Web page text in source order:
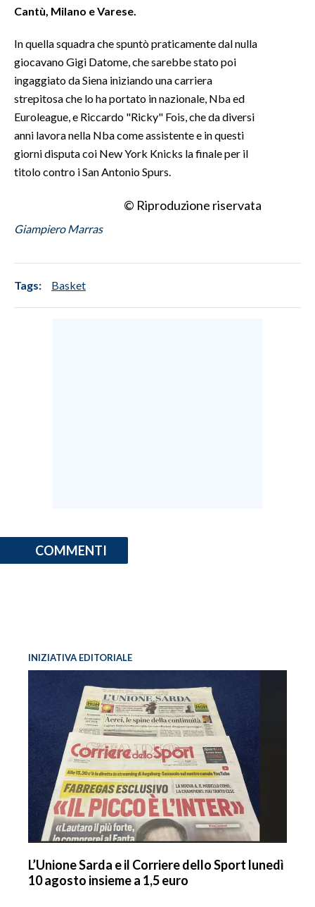
ABBONATI
PUBBLICITÀ
SPIAGGE
STORE
Cantù, Milano e Varese.
In quella squadra che spuntò praticamente dal nulla
giocavano Gigi Datome, che sarebbe stato poi
ingaggiato da Siena iniziando una carriera
strepitosa che lo ha portato in nazionale, Nba ed
Euroleague, e Riccardo "Ricky" Fois, che da diversi
anni lavora nella Nba come assistente e in questi
giorni disputa coi New York Knicks la finale per il
titolo contro i San Antonio Spurs.
© Riproduzione riservata
Giampiero Marras
Tags: Basket
COMMENTI
INIZIATIVA EDITORIALE
L’Unione Sarda e il Corriere dello Sport lunedì
10 agosto insieme a 1,5 euro